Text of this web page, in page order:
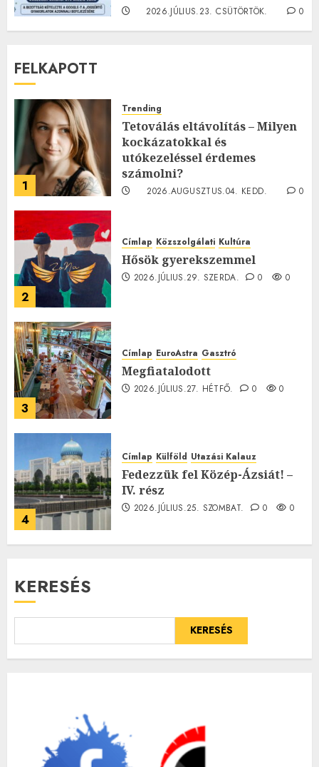
2026.JÚLIUS.23. CSÜTÖRTÖK.
0
FELKAPOTT
1
Trending
Tetoválás eltávolítás – Milyen
kockázatokkal és
utókezeléssel érdemes
számolni?
2026.AUGUSZTUS.04. KEDD.
0
2
Címlap Közszolgálati Kultúra
Hősök gyerekszemmel
2026.JÚLIUS.29. SZERDA. 0 0
3
Címlap EuroAstra Gasztró
Megfiatalodott
2026.JÚLIUS.27. HÉTFŐ. 0 0
4
Címlap Külföld Utazási Kalauz
Fedezzük fel Közép-Ázsiát! –
IV. rész
2026.JÚLIUS.25. SZOMBAT. 0 0
KERESÉS
KERESÉS